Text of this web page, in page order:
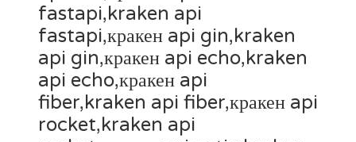
fastapi,kraken api
fastapi,кракен api gin,kraken
api gin,кракен api echo,kraken
api echo,кракен api
fiber,kraken api fiber,кракен api
rocket,kraken api